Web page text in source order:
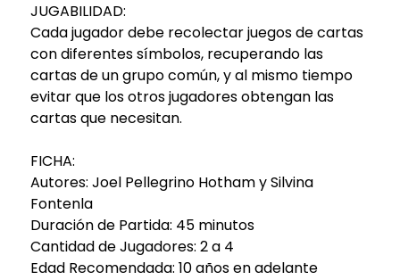
JUGABILIDAD:
Cada jugador debe recolectar juegos de cartas
con diferentes símbolos, recuperando las
cartas de un grupo común, y al mismo tiempo
evitar que los otros jugadores obtengan las
cartas que necesitan.
FICHA:
Autores: Joel Pellegrino Hotham y Silvina
Fontenla
Duración de Partida: 45 minutos
Cantidad de Jugadores: 2 a 4
Edad Recomendada: 10 años en adelante